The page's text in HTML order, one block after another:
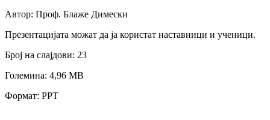
Автор: Проф. Блаже Димески
Презентацијата можат да ја користат наставници и ученици.
Број на слајдови: 23
Големина: 4,96 МB
Формат: PPT